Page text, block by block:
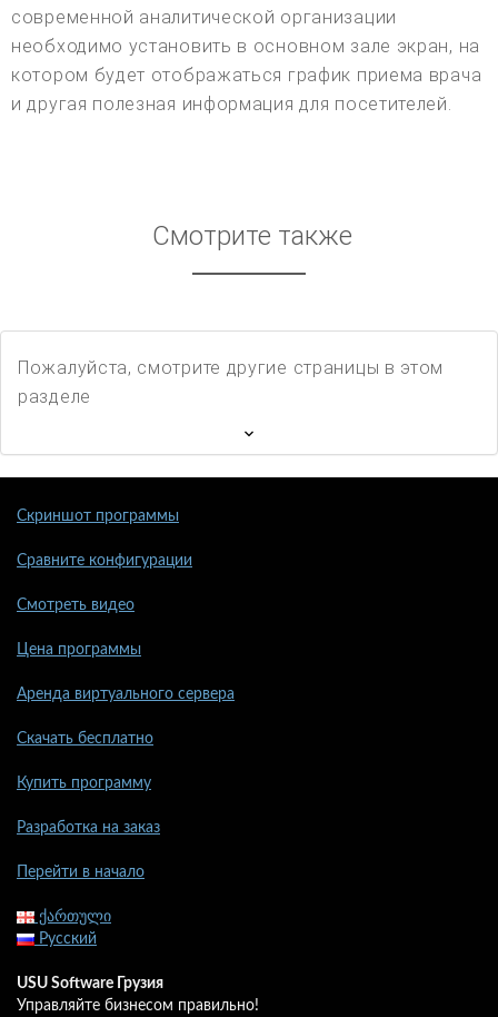
современной аналитической организации
необходимо установить в основном зале экран, на
котором будет отображаться график приема врача
и другая полезная информация для посетителей.
Смотрите также
Пожалуйста, смотрите другие страницы в этом
разделе
Скриншот программы
Сравните конфигурации
Смотреть видео
Цена программы
Аренда виртуального сервера
Скачать бесплатно
Купить программу
Разработка на заказ
Перейти в начало
ქართული
Русский
USU Software Грузия
Управляйте бизнесом правильно!